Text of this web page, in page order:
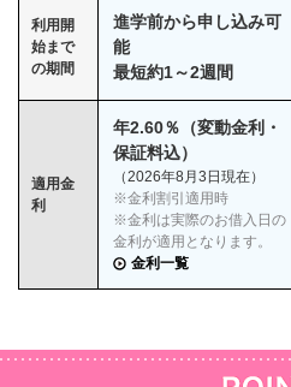
利用開
始まで
の期間
進学前から申し込み可
能
最短約1～2週間
適用金
利
年2.60％（変動金利・
保証料込）
（2026年8月3 日現在）
※金利割引適用時
※金利は実際のお借入日の
金利が適用となります。
金利一覧